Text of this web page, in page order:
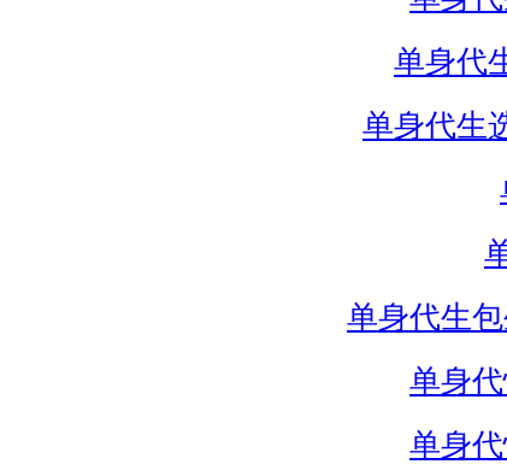
单身代
单身代生
单身代生
单身
单身